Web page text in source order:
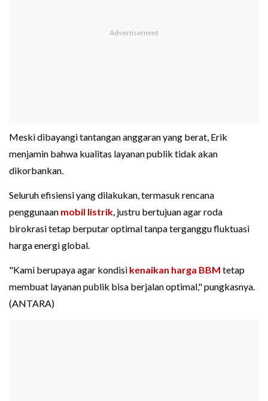
Meski dibayangi tantangan anggaran yang berat, Erik
menjamin bahwa kualitas layanan publik tidak akan
dikorbankan.
Seluruh efisiensi yang dilakukan, termasuk rencana
penggunaan mobil listrik, justru bertujuan agar roda
birokrasi tetap berputar optimal tanpa terganggu fluktuasi
harga energi global.
"Kami berupaya agar kondisi kenaikan harga BBM tetap
membuat layanan publik bisa berjalan optimal," pungkasnya.
(ANTARA)